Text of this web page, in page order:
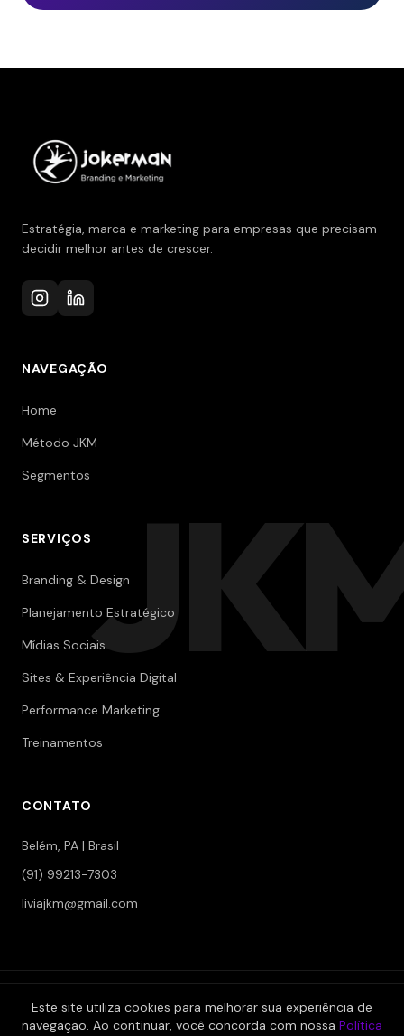
Estratégia, marca e marketing para empresas que precisam
decidir melhor antes de crescer.
NAVEGAÇÃO
Home
Método JKM
Segmentos
SERVIÇOS
Branding & Design
Planejamento Estratégico
Mídias Sociais
Sites & Experiência Digital
Performance Marketing
Treinamentos
CONTATO
Belém, PA | Brasil
(91) 99213-7303
liviajkm@gmail.com
© 2006-2026 Jokerman — Branding & Marketing. Todos os
direitos reservados.
Este site utiliza cookies para melhorar sua experiência de
navegação. Ao continuar, você concorda com nossa Política